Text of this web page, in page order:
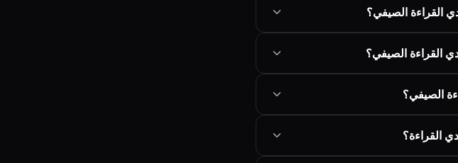
القراءة الصيفي؟
القراءة الصيفي؟
الصيفي؟
القراءة؟